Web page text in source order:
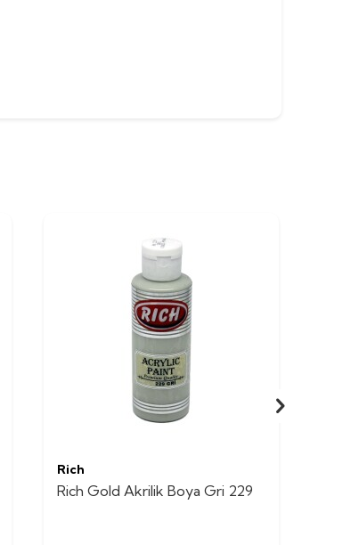
Rich
Rich Gold Akrilik Boya Gri 229